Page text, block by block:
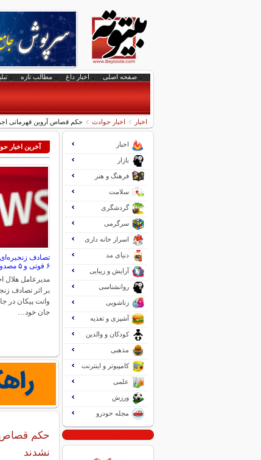
صفحه اصلی اخبار داغ مطالب تازه
اخبار اخبار حوادث حکم قصاص آروین قهرمانی
آخرین اخبار
تصادف
۶ فوتی و ۵ مصدوم برجا گذاشت
مدیرعامل هلال
بر اثر تصادف
جان خود…
حکم قصاص
نشدند
اخبار
بازار
فرهنگ و هنر
سلامت
گردشگری
سرگرمی
اسرار خانه داری
دنیای مد
آرایش و زیبایی
روانشناسی
زناشویی
آشپزی و تغذیه
کودکان و والدین
مذهبی
کامپیوتر و اینترنت
علمی
ورزش
مجله خودرو